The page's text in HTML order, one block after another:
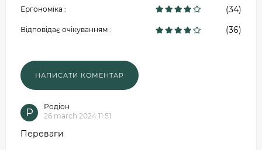
Ергономіка : (34)
Відповідає очікуванням : (36)
Р
Родіон
26 march 2024 11:51
Переваги